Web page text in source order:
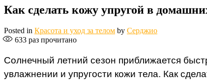
Как сделать кожу упругой в
Posted in Красота и уход за телом by Серджио
633 раз прочитано
Солнечный летний сезон приближается
увлажнении и упругости кожи тела. Как